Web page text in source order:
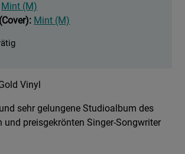
Mint (M)
Mint (M)
Vinyl
sehr gelungene Studioalbum des
und preisgekrönten Singer-Songwriter